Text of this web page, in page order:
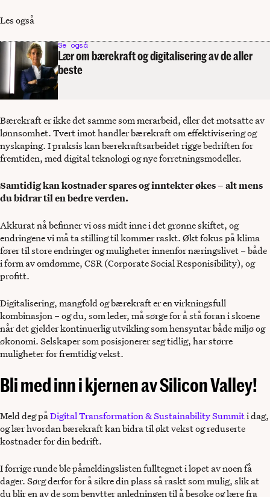
Les også
Se også
Lær om bærekraft og digitalisering av de aller
beste
Bærekraft er ikke det samme som merarbeid, eller det motsatte av
lønnsomhet. Tvert imot handler bærekraft om effektivisering og
nyskaping. I praksis kan bærekraftsarbeidet rigge bedriften for
fremtiden, med digital teknologi og nye forretningsmodeller.
Samtidig kan kostnader spares og inntekter økes – alt mens
du bidrar til en bedre verden.
Akkurat nå befinner vi oss midt inne i det grønne skiftet, og
endringene vi må ta stilling til kommer raskt. Økt fokus på klima
fører til store endringer og muligheter innenfor næringslivet – både
i form av omdømme, CSR (Corporate Social Responisibility), og
profitt.
Digitalisering, mangfold og bærekraft er en virkningsfull
kombinasjon – og du, som leder, må sørge for å stå foran i skoene
når det gjelder kontinuerlig utvikling som hensyntar både miljø og
økonomi. Selskaper som posisjonerer seg tidlig, har større
muligheter for fremtidig vekst.
Bli med inn i kjernen av Silicon Valley!
Meld deg påDigital Transformation & Sustainability Summiti dag,
og lær hvordan bærekraft kan bidra til økt vekst og reduserte
kostnader for din bedrift.
I forrige runde ble påmeldingslisten fulltegnet i løpet av noen få
dager. Sørg derfor for å sikre din plass så raskt som mulig, slik at
du blir en av de som benytter anledningen til å besøke og lære fra